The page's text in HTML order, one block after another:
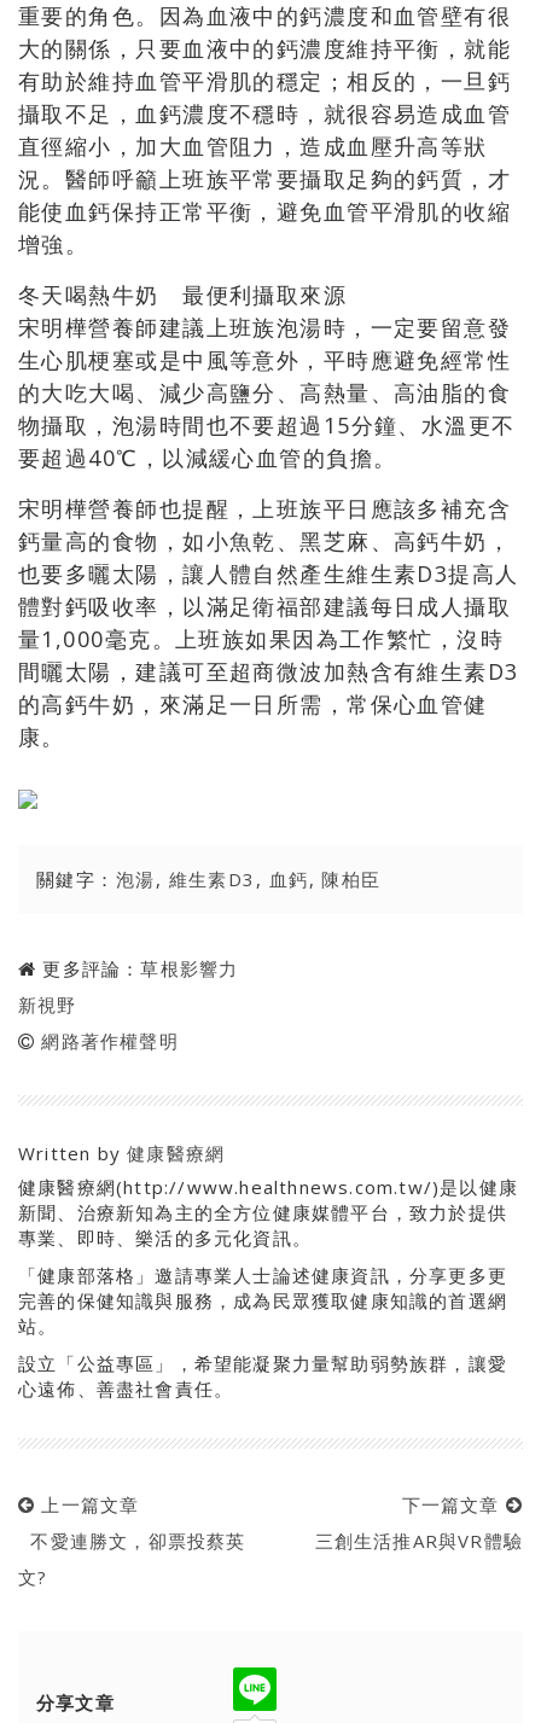
重要的角色。因為血液中的鈣濃度和血管壁有很
大的關係，只要血液中的鈣濃度維持平衡，就能
有助於維持血管平滑肌的穩定；相反的，一旦鈣
攝取不足，血鈣濃度不穩時，就很容易造成血管
直徑縮小，加大血管阻力，造成血壓升高等狀
況。醫師呼籲上班族平常要攝取足夠的鈣質，才
能使血鈣保持正常平衡，避免血管平滑肌的收縮
增強。
冬天喝熱牛奶 最便利攝取來源
宋明樺營養師建議上班族泡湯時，一定要留意發
生心肌梗塞或是中風等意外，平時應避免經常性
的大吃大喝、減少高鹽分、高熱量、高油脂的食
物攝取，泡湯時間也不要超過15分鐘、水溫更不
要超過40℃，以減緩心血管的負擔。
宋明樺營養師也提醒，上班族平日應該多補充含
鈣量高的食物，如小魚乾、黑芝麻、高鈣牛奶，
也要多曬太陽，讓人體自然產生維生素D3提高人
體對鈣吸收率，以滿足衛福部建議每日成人攝取
量1,000毫克。上班族如果因為工作繁忙，沒時
間曬太陽，建議可至超商微波加熱含有維生素D3
的高鈣牛奶，來滿足一日所需，常保心血管健
康。
關鍵字： 泡湯, 維生素D3 , 血鈣,陳柏臣
更多評論：草根影響力
新視野
網路著作權聲明
Written by健康醫療網
健康醫療網(http://www.healthnews.com.tw/)是以健康
新聞、治療新知為主的全方位健康媒體平台，致力於提供
專業、即時、樂活的多元化資訊。
「健康部落格」邀請專業人士論述健康資訊，分享更多更
完善的保健知識與服務，成為民眾獲取健康知識的首選網
站。
設立「公益專區」，希望能凝聚力量幫助弱勢族群，讓愛
心遠佈、善盡社會責任。
上一篇文章
不愛連勝文，卻票投蔡英
文?
下一篇文章
三創生活推AR與VR體驗
分享文章